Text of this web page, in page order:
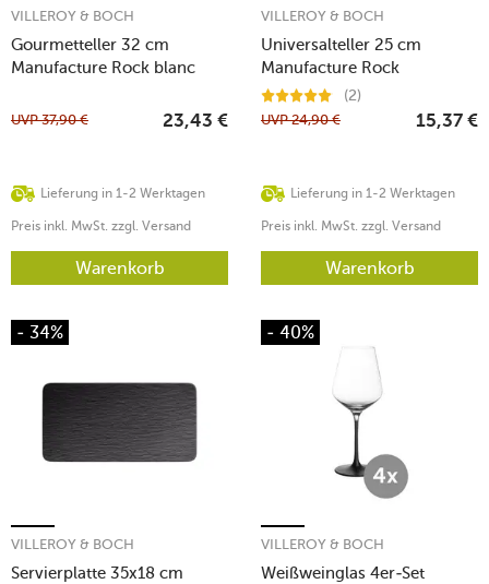
Gourmetteller 32 cm
Manufacture Rock blanc
VILLEROY & BOCH
Lieferung in 1-2 Werktagen
UVP37,90 € 23,43 €
Preis inkl. MwSt. zzgl. Versand
Warenkorb
Universalteller 25 cm
Manufacture Rock
VILLEROY & BOCH
(2)
Lieferung in 1-2 Werktagen
UVP24,90 € 15,37 €
Preis inkl. MwSt. zzgl. Versand
Warenkorb
- 34%
Servierplatte 35x18 cm
VILLEROY & BOCH
- 40%
Weißweinglas 4er-Set
VILLEROY & BOCH